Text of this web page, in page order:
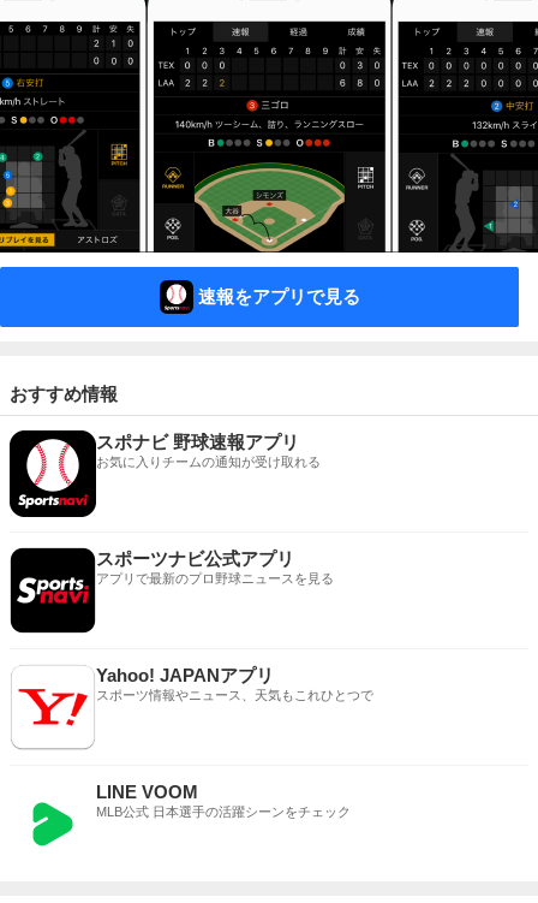
速報をアプリで見る
おすすめ情報
スポナビ 野球速報アプリ
お気に入りチームの通知が受け取れる
スポーツナビ公式アプリ
アプリで最新のプロ野球ニュースを見る
Yahoo! JAPANアプリ
スポーツ情報やニュース、天気もこれひとつで
LINE VOOM
MLB公式 日本選手の活躍シーンをチェック